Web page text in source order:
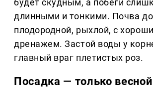
будет скудным, а побеги
длинными и тонкими. Почва
плодородной, рыхлой, с
дренажем. Застой воды у
главный враг плетистых роз.
Посадка — только